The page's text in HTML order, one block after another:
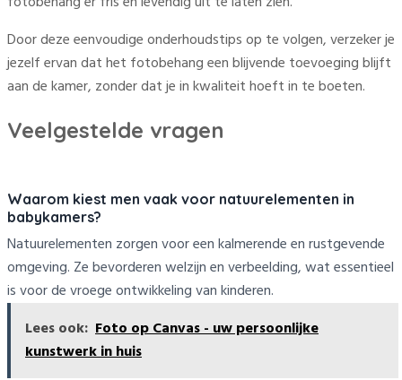
Door deze eenvoudige onderhoudstips op te volgen, verzeker je
jezelf ervan dat het fotobehang een blijvende toevoeging blijft
aan de kamer, zonder dat je in kwaliteit hoeft in te boeten.
Veelgestelde vragen
Waarom kiest men vaak voor natuurelementen in
babykamers?
Natuurelementen zorgen voor een kalmerende en rustgevende
omgeving. Ze bevorderen welzijn en verbeelding, wat essentieel
is voor de vroege ontwikkeling van kinderen.
Lees ook: Foto op Canvas - uw persoonlijke
kunstwerk in huis